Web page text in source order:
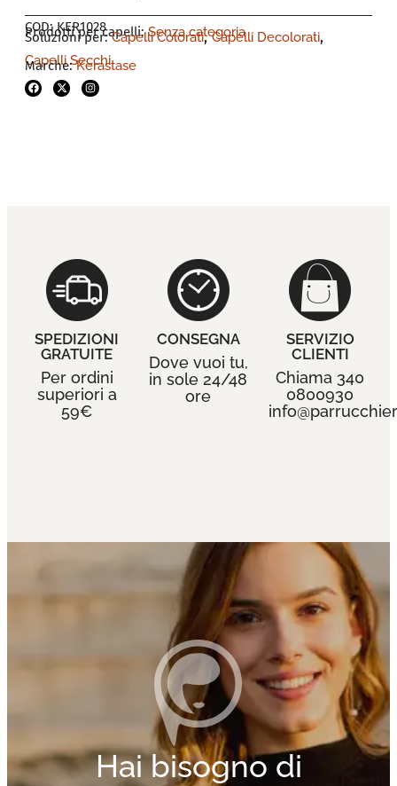
COD: KER1028
Prodotti per capelli:Senza categoria
Soluzioni per:Capelli Colorati, Capelli Decolorati,
Capelli Secchi
Marche:Kerastase
SPEDIZIONI
GRATUITE
Per ordini
superiori a
59€
CONSEGNA
Dove vuoi tu,
in sole 24/48
ore
SERVIZIO
CLIENTI
Chiama 340
0800930
Hai bisogno di